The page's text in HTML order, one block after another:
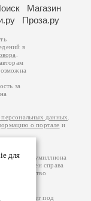
для
Магазин
Проза.ру
в
за
данных
о портале и
тысяч
более полумиллиона
расположен справа
количество
работает под